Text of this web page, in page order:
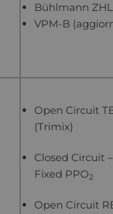
Bühlmann
VPM-B
Open Circuit
(Trimix)
Closed Circuit –
Fixed PPO2
Open Circuit